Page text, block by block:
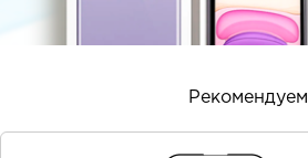
Рекомендуем